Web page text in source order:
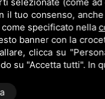
al servizio
in forte
stakeholder.
il tuo consenso,
specificato nella
banner con la
clicca su
su "Accetta tutti". In